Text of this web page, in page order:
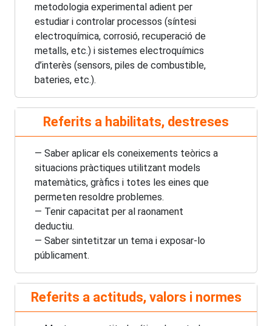
metodologia experimental adient per
estudiar i controlar processos (síntesi
electroquímica, corrosió, recuperació de
metalls, etc.) i sistemes electroquímics
d’interès (sensors, piles de combustible,
bateries, etc.).
Referits a habilitats, destreses
— Saber aplicar els coneixements teòrics a
situacions pràctiques utilitzant models
matemàtics, gràfics i totes les eines que
permeten resoldre problemes.
— Tenir capacitat per al raonament
deductiu.
— Saber sintetitzar un tema i exposar-lo
públicament.
Referits a actituds, valors i normes